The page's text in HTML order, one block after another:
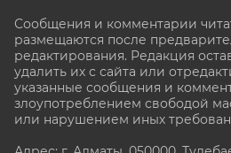
Сообщения и комментарии
размещаются после
редактирования. Редакция
удалить их с сайта или
указанные сообщения и
злоупотреблением свободой
или нарушением иных